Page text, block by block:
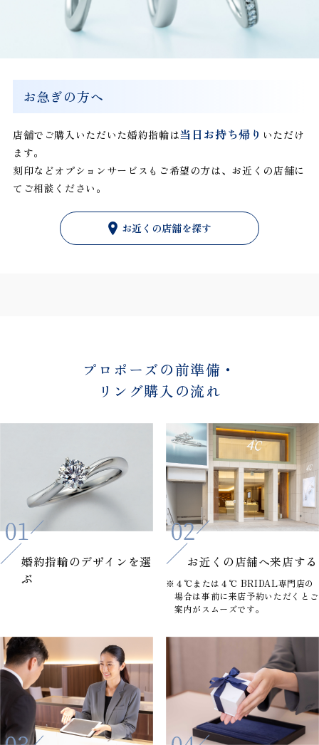
お急ぎの方へ
店舗でご購入いただいた婚約指輪は当日お持ち帰り いただけ
ます。
刻印などオプションサービスもご希望の方は、お近くの店舗に
てご相談ください。
お近くの店舗を探す
プロポーズの前準備・
リング購入の流れ
婚約指輪のデザインを選
ぶ
お近くの店舗へ来店する
※４℃または４℃ BRIDAL専門店の
場合は事前に来店予約いただくとご
案内がスムーズです。